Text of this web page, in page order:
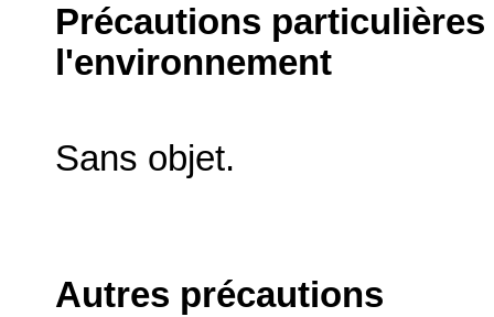
Précautions
l'environnement
Sans objet.
Autres précautions